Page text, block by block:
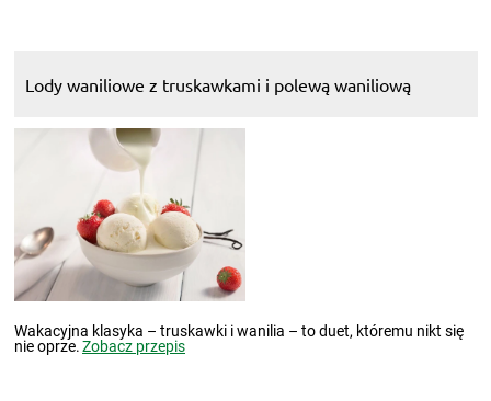
Lody waniliowe z truskawkami i polewą waniliową
Wakacyjna klasyka – truskawki i wanilia – to duet, któremu nikt się
nie oprze.Zobacz przepis